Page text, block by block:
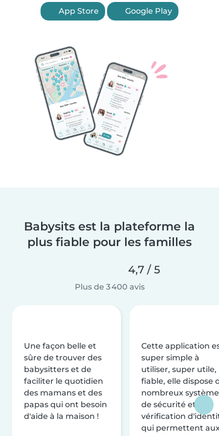
App Store Google Play
Babysits est la plateforme la
plus fiable pour les familles
4,7 / 5
Plus de 3 400 avis
Une façon belle et
sûre de trouver des
babysitters et de
faciliter le quotidien
des mamans et des
papas qui ont besoin
d'aide à la maison !
Cette application
super simple à
utiliser, super utile,
fiable, elle dispose
nombreux
de sécurité et de
vérification
qui permettent